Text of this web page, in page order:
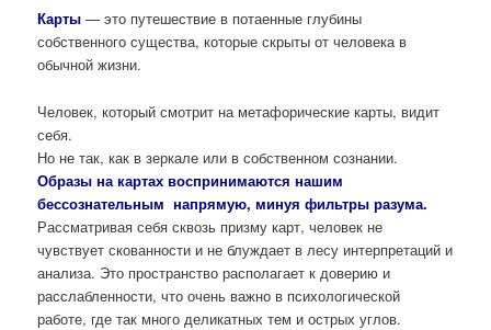
Карты— это путешествие в потаенные глубины
собственного существа, которые скрыты от человека в
обычной жизни.
Человек, который смотрит на метафорические карты, видит
себя.
Но не так, как в зеркале или в собственном сознании.
Образы на картах воспринимаются нашим
бессознательным напрямую, минуя фильтры разума.
Рассматривая себя сквозь призму карт, человек не
чувствует скованности и не блуждает в лесу интерпретаций и
анализа. Это пространство располагает к доверию и
расслабленности, что очень важно в психологической
работе, где так много деликатных тем и острых углов.